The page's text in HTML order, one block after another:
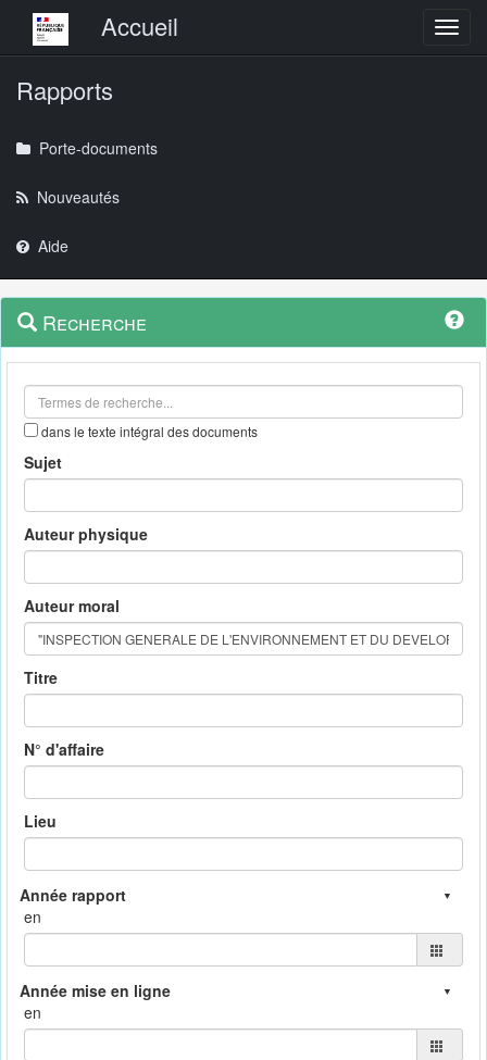
Menu principalAccueil
Rapports
Porte-documents
Nouveautés
Aide
Navigation
outils
Menu
contextuel
Recherche
dans le texte intégral des documents
Sujet
Auteur physique
Auteur moral
Titre
N° d'affaire
Lieu
en
en